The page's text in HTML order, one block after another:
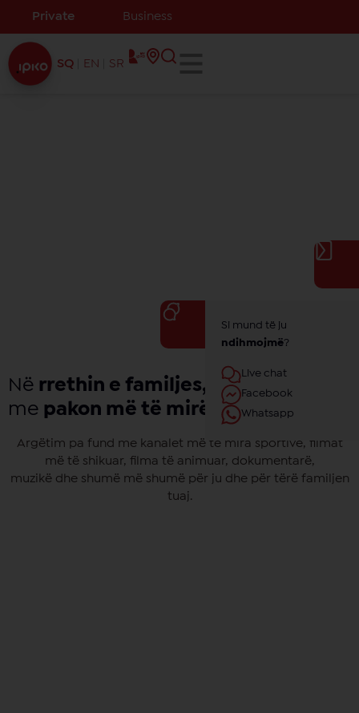
Private Business
SQ EN SR
Në rrethin e familjes,
ju mirëpresim
me pakon më të mirë
Argëtim pa fund me kanalet më të mira sportive, filmat
më të shikuar, filma të animuar, dokumentarë,
muzikë dhe shumë më shumë për ju dhe për tërë familjen
tuaj.
Si mund të ju
ndihmojmë?
Live chat
Facebook
Whatsapp